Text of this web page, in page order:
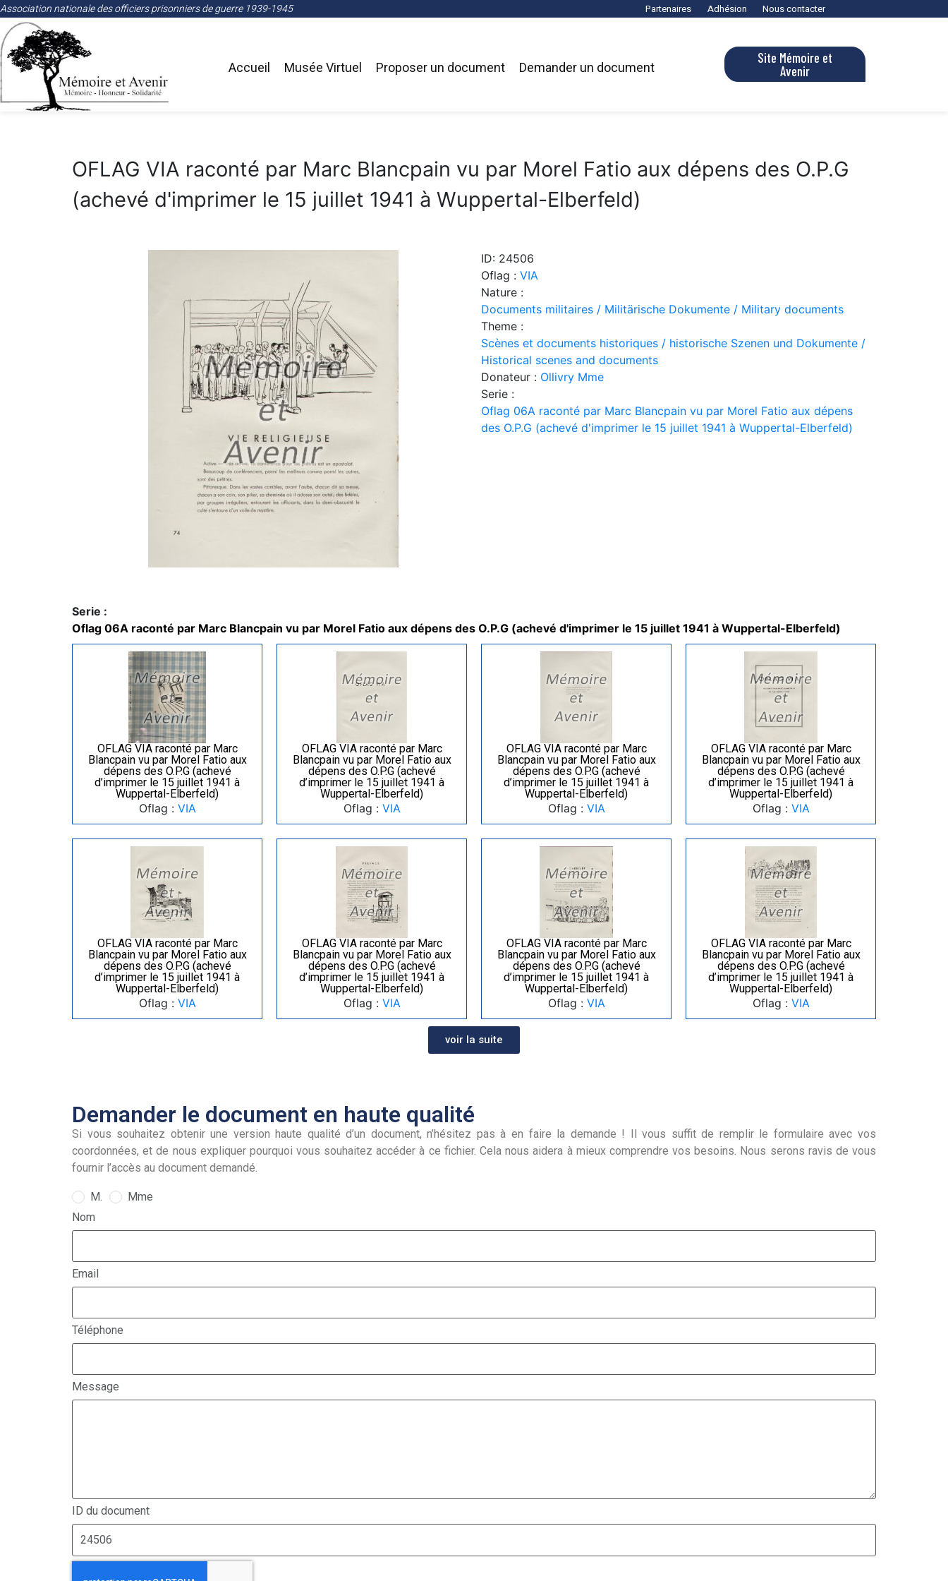
Association nationale des officiers prisonniers de guerre 1939-1945 Partenaires Adhésion Nous contacter
Accueil Musée Virtuel Proposer un document Demander un document
Site Mémoire et
Avenir
OFLAG VIA raconté par Marc Blancpain vu par Morel Fatio aux dépens des O.P.G
(achevé d'imprimer le 15 juillet 1941 à Wuppertal-Elberfeld)
ID: 24506
Oflag : VIA
Nature :
Documents militaires / Militärische Dokumente / Military documents
Theme :
Scènes et documents historiques / historische Szenen und Dokumente /
Historical scenes and documents
Donateur : Ollivry Mme
Serie :
Oflag 06A raconté par Marc Blancpain vu par Morel Fatio aux dépens
des O.P.G (achevé d'imprimer le 15 juillet 1941 à Wuppertal-Elberfeld)
Serie :
Oflag 06A raconté par Marc Blancpain vu par Morel Fatio aux dépens des O.P.G (achevé d'imprimer le 15 juillet 1941 à Wuppertal-Elberfeld)
OFLAG VIA raconté par Marc
Blancpain vu par Morel Fatio aux
dépens des O.P.G (achevé
d’imprimer le 15 juillet 1941 à
Wuppertal-Elberfeld)
Oflag : VIA
OFLAG VIA raconté par Marc
Blancpain vu par Morel Fatio aux
dépens des O.P.G (achevé
d’imprimer le 15 juillet 1941 à
Wuppertal-Elberfeld)
Oflag : VIA
OFLAG VIA raconté par Marc
Blancpain vu par Morel Fatio aux
dépens des O.P.G (achevé
d’imprimer le 15 juillet 1941 à
Wuppertal-Elberfeld)
Oflag : VIA
OFLAG VIA raconté par Marc
Blancpain vu par Morel Fatio aux
dépens des O.P.G (achevé
d’imprimer le 15 juillet 1941 à
Wuppertal-Elberfeld)
Oflag : VIA
OFLAG VIA raconté par Marc
Blancpain vu par Morel Fatio aux
dépens des O.P.G (achevé
d’imprimer le 15 juillet 1941 à
Wuppertal-Elberfeld)
Oflag : VIA
OFLAG VIA raconté par Marc
Blancpain vu par Morel Fatio aux
dépens des O.P.G (achevé
d’imprimer le 15 juillet 1941 à
Wuppertal-Elberfeld)
Oflag : VIA
OFLAG VIA raconté par Marc
Blancpain vu par Morel Fatio aux
dépens des O.P.G (achevé
d’imprimer le 15 juillet 1941 à
Wuppertal-Elberfeld)
Oflag : VIA
OFLAG VIA raconté par Marc
Blancpain vu par Morel Fatio aux
dépens des O.P.G (achevé
d’imprimer le 15 juillet 1941 à
Wuppertal-Elberfeld)
Oflag : VIA
voir la suite
Demander le document en haute qualité
Si vous souhaitez obtenir une version haute qualité d’un document, n’hésitez pas à en faire la demande ! Il vous suffit de remplir le formulaire avec vos
coordonnées, et de nous expliquer pourquoi vous souhaitez accéder à ce fichier. Cela nous aidera à mieux comprendre vos besoins. Nous serons ravis de vous
fournir l’accès au document demandé.
M.
Mme
Nom
Email
Téléphone
Message
ID du document